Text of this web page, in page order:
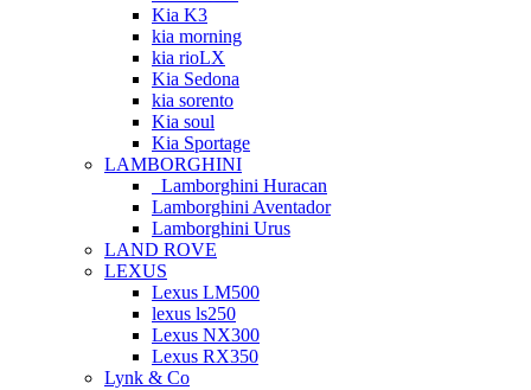
Kia K3
kia morning
kia rioLX
Kia Sedona
kia sorento
Kia soul
Kia Sportage
LAMBORGHINI
Lamborghini Huracan
Lamborghini Aventador
Lamborghini Urus
LAND ROVE
LEXUS
Lexus LM500
lexus ls250
Lexus NX300
Lexus RX350
Lynk & Co